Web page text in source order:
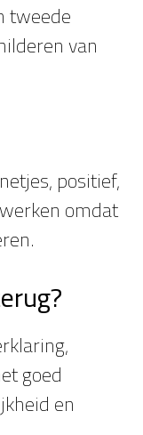
tweede
van
positief,
omdat
goed
en